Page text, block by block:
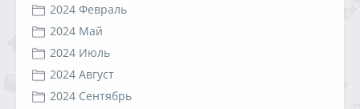
2024 Февраль
2024 Май
2024 Июль
2024 Август
2024 Сентябрь